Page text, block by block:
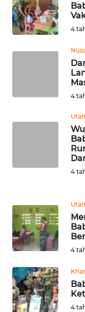
4
4
4
4
4
WN
NUSANTARA
WN
WN
KALTENG
WN
WN
KALSEL